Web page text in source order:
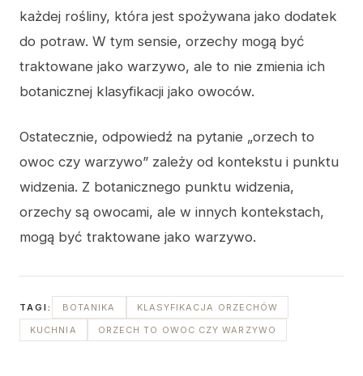
każdej rośliny, która jest spożywana jako dodatek
do potraw. W tym sensie, orzechy mogą być
traktowane jako warzywo, ale to nie zmienia ich
botanicznej klasyfikacji jako owoców.
Ostatecznie, odpowiedź na pytanie „orzech to
owoc czy warzywo” zależy od kontekstu i punktu
widzenia. Z botanicznego punktu widzenia,
orzechy są owocami, ale w innych kontekstach,
mogą być traktowane jako warzywo.
TAGI: BOTANIKA
KLASYFIKACJA ORZECHÓW
KUCHNIA
ORZECH TO OWOC CZY WARZYWO